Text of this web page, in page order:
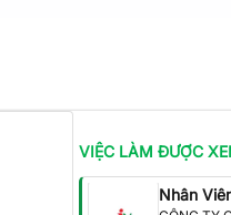
VIỆC LÀM ĐƯỢC